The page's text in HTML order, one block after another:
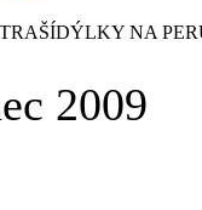
NA
2009